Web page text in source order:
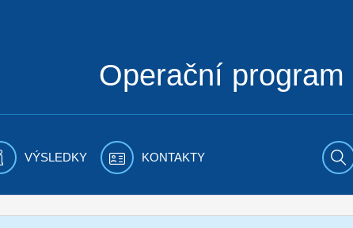
Operační program
VÝSLEDKY KONTAKTY